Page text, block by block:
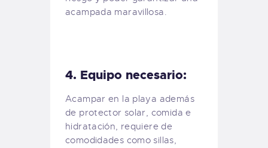
acampada maravillosa.
4. Equipo necesario:
Acampar en la playa además
de protector solar, comida e
hidratación, requiere de
comodidades como sillas,